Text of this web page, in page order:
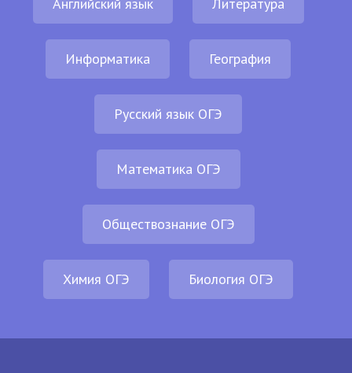
Информатика География
Русский язык ОГЭ
Математика ОГЭ
Обществознание ОГЭ
Химия ОГЭ Биология ОГЭ